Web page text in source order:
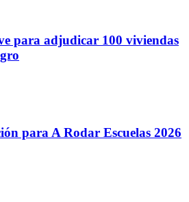
para adjudicar 100 viviendas
para A Rodar Escuelas 2026